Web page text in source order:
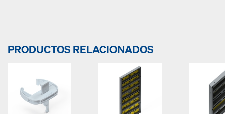
PRODUCTOS RELACIONADOS